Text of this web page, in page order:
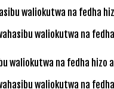
waliokutwa na
waliokutwa na